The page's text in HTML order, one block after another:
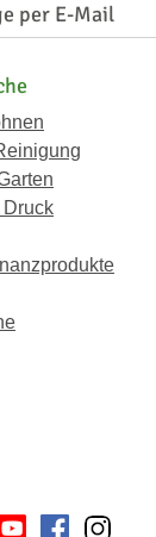
per E-Mail
Druck